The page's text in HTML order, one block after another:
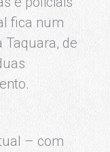
fica num
Taquara, de
– com